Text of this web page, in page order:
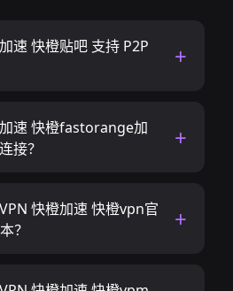
速 快橙贴吧 支持 P2P
速 快橙fastorange加
接？
快橙加速 快橙vpn官
？